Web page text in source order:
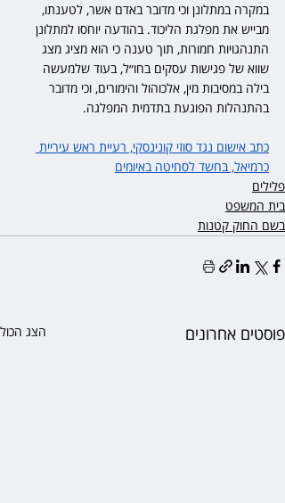
במקרה במתלונן וכי מדובר באדם אשר, לטענתו,
מבייש את מפלגת הליכוד. בהודעה יוחסו למתלונן
התנהגויות חמורות, תוך טענה כי הוא מציג מצג
שווא של פגישות עסקים בחו״ל, בעוד שלמעשה
בילה במסיבות מין, אלכוהול והימורים, וכי מדובר
בהתנהלות הפוגעת בתדמית המפלגה.
כתב אישום נגד סוזי קונינסקי, רעיית ראש עיריית
כרמיאל, בחשד לסחיטה באיומים
פלילים
בית המשפט
בשם החוק קטנות
פוסטים אחרונים הצג הכול